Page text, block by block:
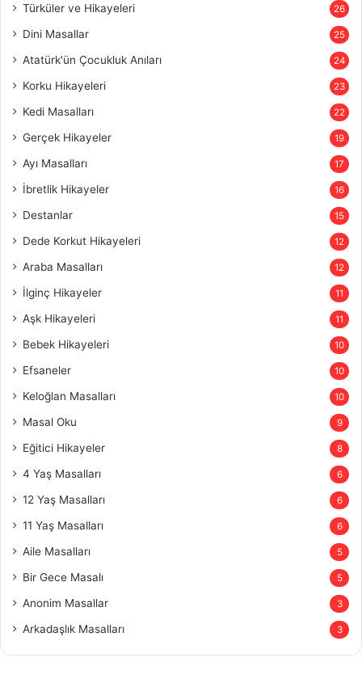
Türküler ve Hikayeleri 26
Dini Masallar 25
Atatürk'ün Çocukluk Anıları 24
Korku Hikayeleri 23
Kedi Masalları 22
Gerçek Hikayeler 19
Ayı Masalları 17
İbretlik Hikayeler 16
Destanlar 15
Dede Korkut Hikayeleri 12
Araba Masalları 12
İlginç Hikayeler 11
Aşk Hikayeleri 11
Bebek Hikayeleri 10
Efsaneler 10
Keloğlan Masalları 10
Masal Oku 9
Eğitici Hikayeler 8
4 Yaş Masalları 6
12 Yaş Masalları 6
11 Yaş Masalları 6
Aile Masalları 5
Bir Gece Masalı 5
Anonim Masallar 3
Arkadaşlık Masalları 3